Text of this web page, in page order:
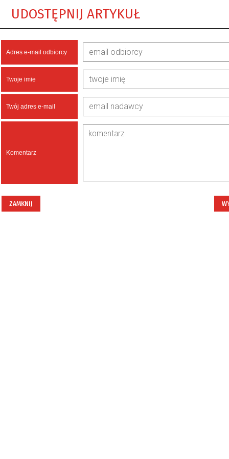
UDOSTĘPNIJ ARTYKUŁ
Adres e-mail odbiorcy
Twoje imie
Twój adres e-mail
Komentarz